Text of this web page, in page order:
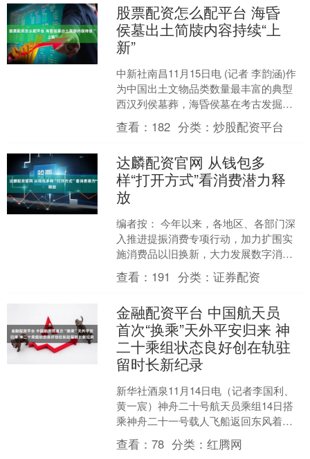
股票配资怎么配平台 海昏
侯墓出土简牍内容持续“上
新”
中新社南昌11月15日电 (记者 李韵涵)作
为中国出土文物品类数量最丰富的典型
西汉列侯墓葬，海昏侯墓在考古发掘之
初，以其出土百余公斤重的黄金器物惊
艳世人。今年恰....
查看： 182 分类：炒股配资平台
达麟配资官网 从钱包多
样“打开方式”看消费潜力释
放
编者按： 今年以来，各地区、各部门深
入推进提振消费专项行动，加力扩围实
施消费品以旧换新，大力发展数字消费
和服务消费，扩大文体消费，推动消费
潜力释放。11月14日....
查看： 191 分类：证券配资
金融配资平台 中国航天员
首次“换乘”天外平安归来 神
二十乘组状态良好创在轨驻
留时长新纪录
新华社酒泉11月14日电（记者李国利、
黄一宸）神舟二十号航天员乘组14日搭
乘神舟二十一号载人飞船返回东风着陆
场，3名航天员陈冬、陈中瑞、王杰身体
状态良好，刷新中....
查看：78 分类：红腾网